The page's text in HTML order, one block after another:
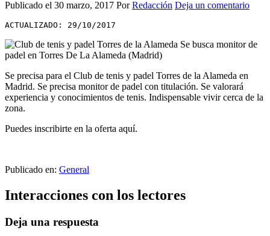
Publicado el 30 marzo, 2017 PorRedacción Deja un comentario
ACTUALIZADO: 29/10/2017
Se precisa para el Club de tenis y padel Torres de la Alameda en
Madrid. Se precisa monitor de padel con titulación. Se valorará
experiencia y conocimientos de tenis. Indispensable vivir cerca de la
zona.
Puedes inscribirte en la oferta aquí.
Publicado en: General
Interacciones con los lectores
Deja una respuesta